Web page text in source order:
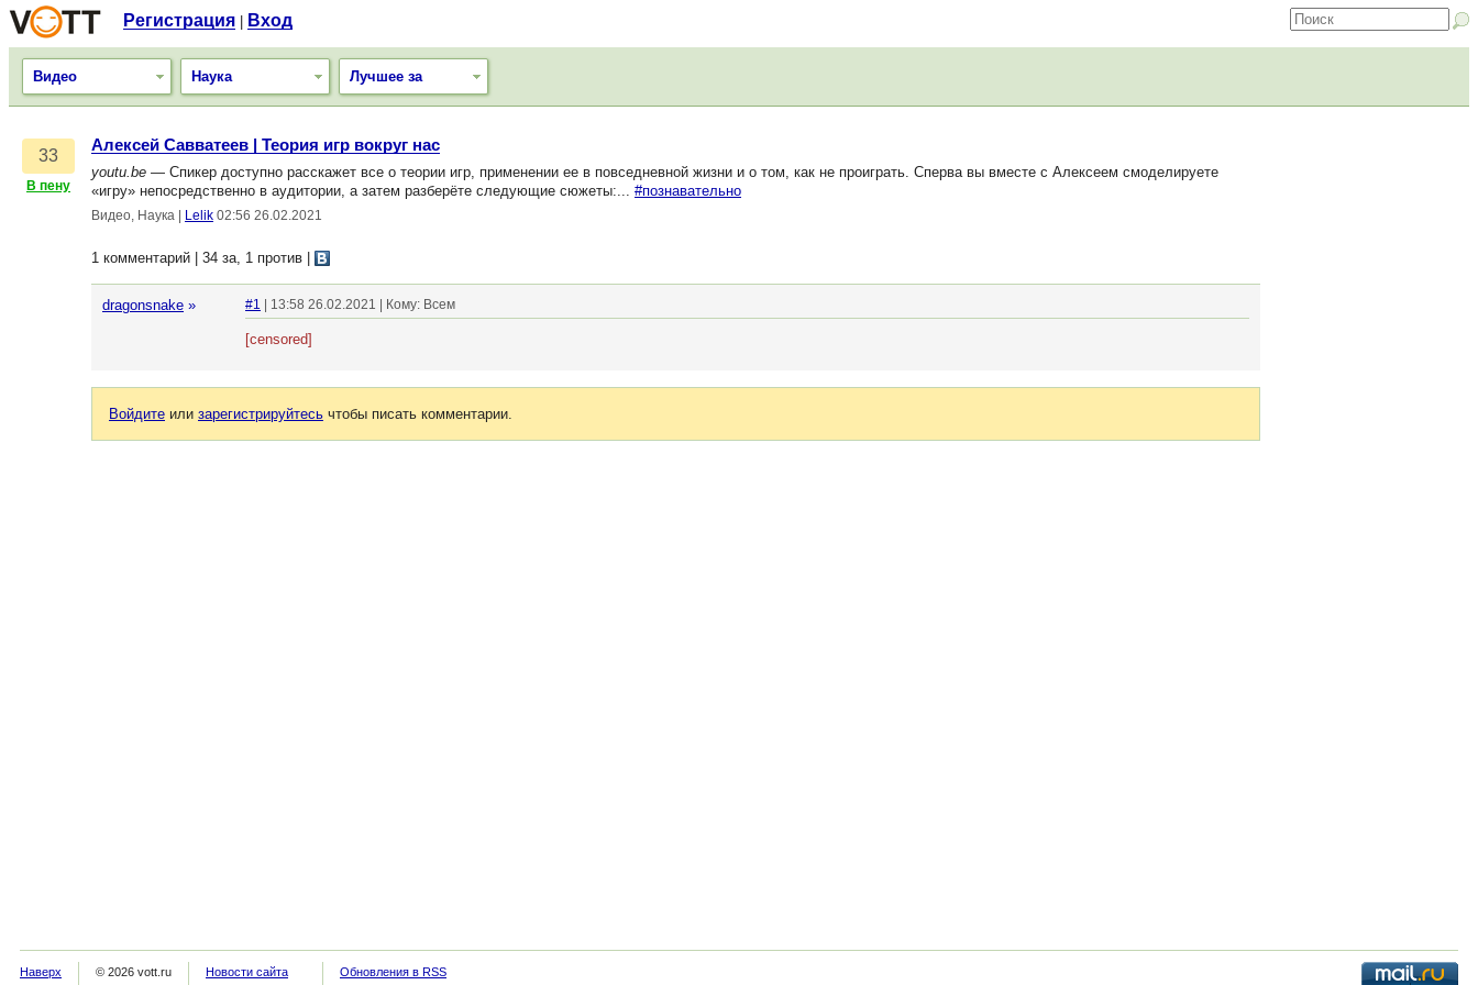
Регистрация Вход
Видео Наука Лучшее за
33
В пену
Алексей Савватеев | Теория игр вокруг нас
youtu.be — Спикер доступно расскажет все о теории игр, применении ее в повседневной жизни и о том, как не проиграть. Сперва вы вместе с Алексеем смоделируете
«игру» непосредственно в аудитории, а затем разберёте следующие сюжеты:... #познавательно
Видео, Наука Lelik 02:56 26.02.2021
1 комментарий | 34 за, 1 против
dragonsnake » #1 | 13:58 26.02.2021 | Кому: Всем
[censored]
Войдите или зарегистрируйтесь чтобы писать комментарии.
Наверх © 2026 vott.ru Новости сайта Обновления в RSS